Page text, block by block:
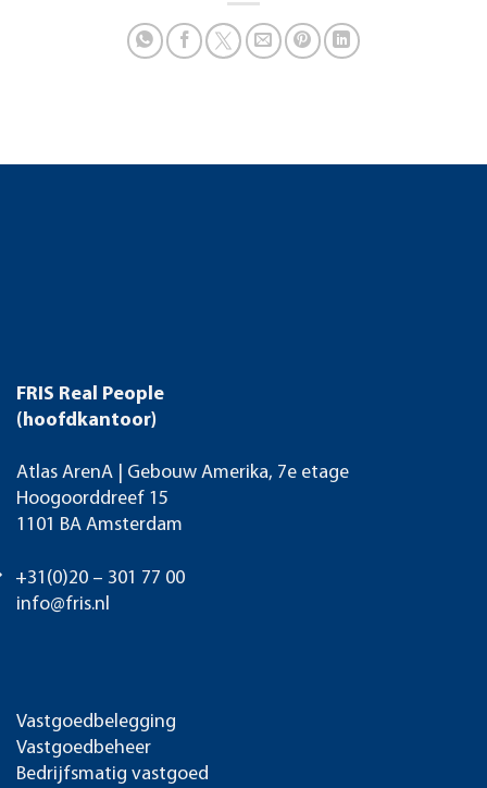
FRIS Real People
(hoofdkantoor)
Atlas ArenA | Gebouw Amerika, 7e etage
Hoogoorddreef 15
1101 BA Amsterdam
+31(0)20 – 301 77 00
info@fris.nl
Vastgoedbelegging
Vastgoedbeheer
Bedrijfsmatig vastgoed